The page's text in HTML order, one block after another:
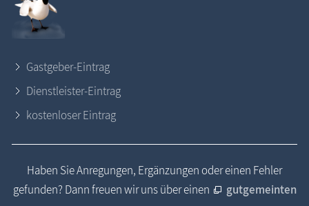
Gastgeber-Eintrag
Dienstleister-Eintrag
kostenloser Eintrag
Haben Sie Anregungen, Ergänzungen oder einen Fehler
gefunden? Dann freuen wir uns über einen
gutgemeinten